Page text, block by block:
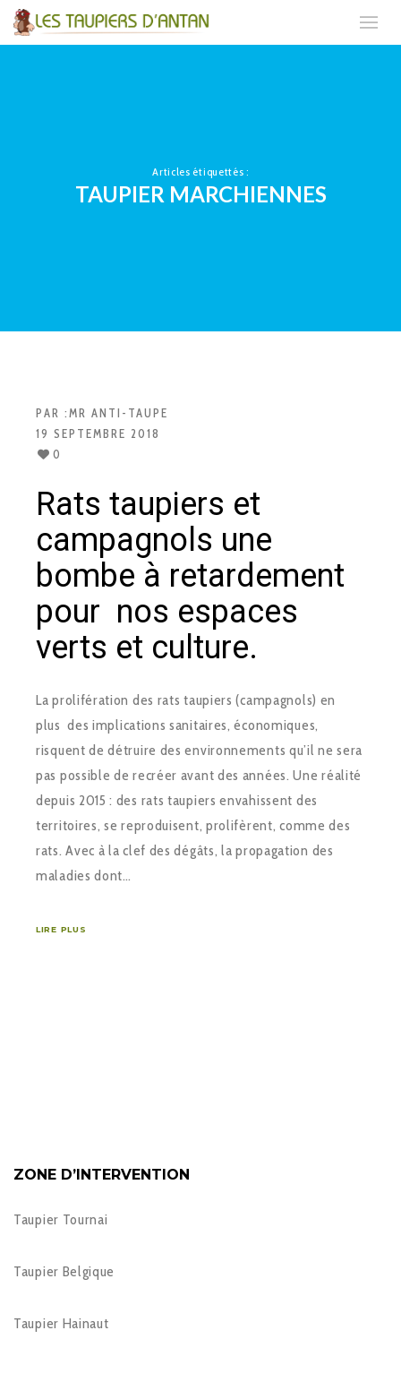
Articles étiquettés :
TAUPIER MARCHIENNES
PAR :MR ANTI-TAUPE
19 SEPTEMBRE 2018
0
Rats taupiers et
campagnols une
bombe à retardement
pour nos espaces
verts et culture.
La prolifération des rats taupiers (campagnols) en
plus des implications sanitaires, économiques,
risquent de détruire des environnements qu’il ne sera
pas possible de recréer avant des années. Une réalité
depuis 2015 : des rats taupiers envahissent des
territoires, se reproduisent, prolifèrent, comme des
rats. Avec à la clef des dégâts, la propagation des
maladies dont…
LIRE PLUS
ZONE D’INTERVENTION
Taupier Tournai
Taupier Belgique
Taupier Hainaut